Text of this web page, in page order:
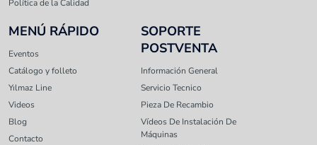
Política de la Calidad
MENÚ RÁPIDO
Eventos
Catálogo y folleto
Yılmaz Line
Videos
Blog
Contacto
SOPORTE
POSTVENTA
Información General
Servicio Tecnico
Pieza De Recambio
Vídeos De Instalación De
Máquinas